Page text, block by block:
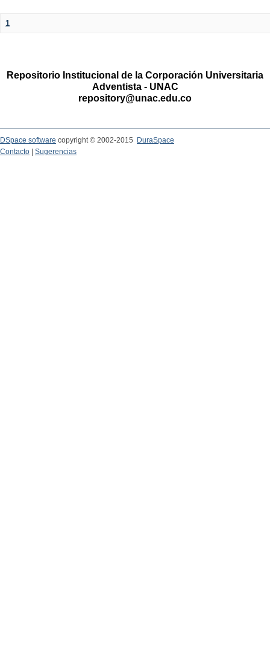
1
Repositorio Institucional de la Corporación Universitaria
Adventista - UNAC
repository@unac.edu.co
DSpace software copyright © 2002-2015
DuraSpace
Contacto
Sugerencias